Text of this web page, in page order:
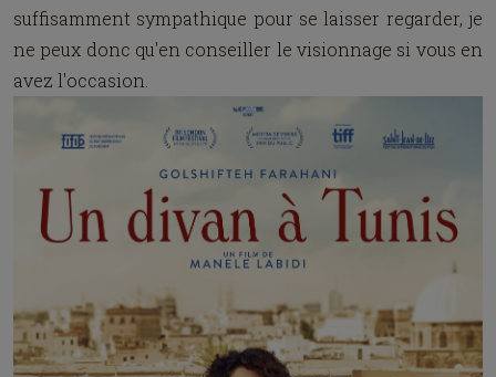
suffisamment sympathique pour se laisser regarder, je
ne peux donc qu'en conseiller le visionnage si vous en
avez l'occasion.